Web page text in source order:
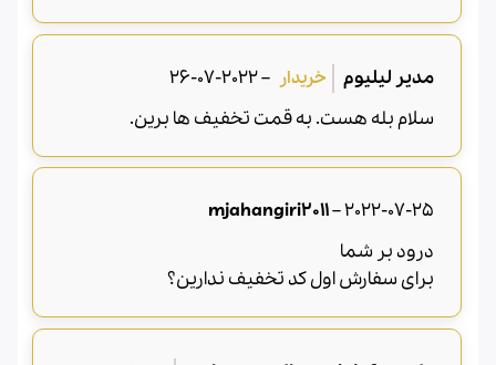
مدیر لیلیوم –
2022-07-26
سلام بله هست. به قمت تخفیف ها برین.
mjahangiri2011–2022-07-25
درود بر شما
برای سفارش اول کد تخفیف ندارین؟